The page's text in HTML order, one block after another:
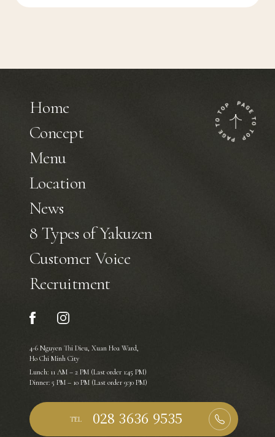
Home
Concept
Menu
Location
News
8 Types of Yakuzen
Customer Voice
Recruitment
4-6 Nguyen Thi Dieu, Xuan Hoa Ward,
Ho Chi Minh City
Lunch: 11 AM – 2 PM (Last order 1:45 PM)
Dinner: 5 PM – 10 PM (Last order 9:30 PM)
TEL